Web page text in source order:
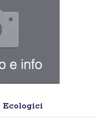
Ecologici